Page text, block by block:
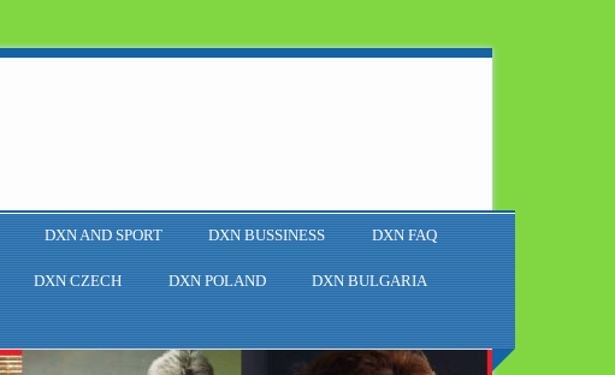
DXN AND SPORT DXN BUSSINESS DXN FAQ
DXN CZECH DXN POLAND DXN BULGARIA